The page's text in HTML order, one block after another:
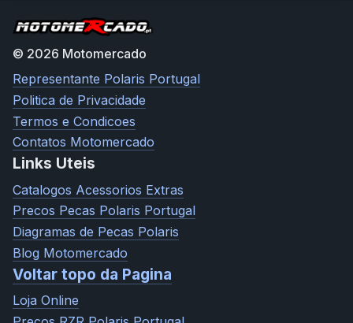
© 2026 Motomercado
Representante Polaris Portugal
Politica de Privacidade
Termos e Condicoes
Contatos Motomercado
Links Uteis
Catalogos Acessorios Extras
Precos Pecas Polaris Portugal
Diagramas de Pecas Polaris
Blog Motomercado
Voltar topo da Pagina
Loja Online